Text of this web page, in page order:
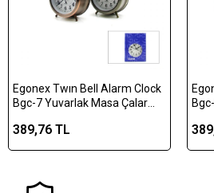
Egonex Twın Bell Alarm Clock
Bgc-7 Yuvarlak Masa Çalar
Pilli & Işıklı ) ( Çap: 8.cm )*100
389,76 TL
&